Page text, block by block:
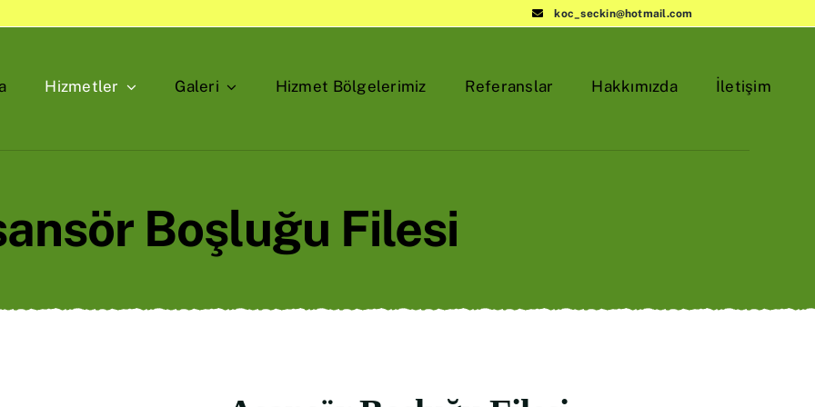
koc_seckin@hotmail.com
Hizmetler Galeri Hizmet Bölgelerimiz Referanslar Hakkımızda İletişim
Boşluğu Filesi